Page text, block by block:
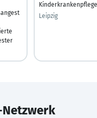
Leipzig
Netzwerk